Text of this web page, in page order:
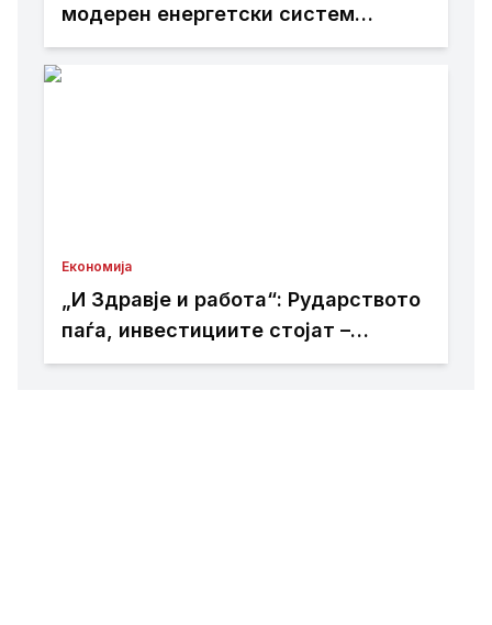
модерен енергетски систем
усогласен со европските
Економија
„И Здравје и работа“: Рударството
паѓа, инвестициите стојат –
државата мора да го ослободи